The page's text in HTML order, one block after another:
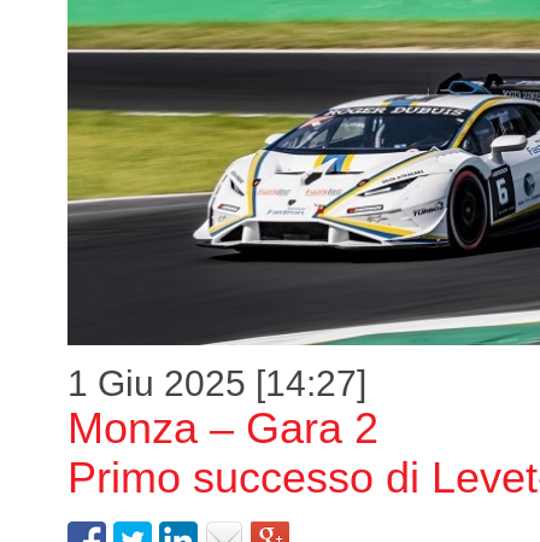
1 Giu 2025 [14:27]
Monza – Gara 2
Primo successo di